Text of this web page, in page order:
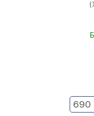
690